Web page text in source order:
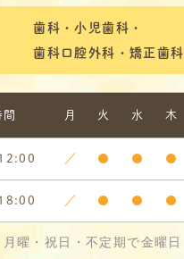
歯科・小児歯科・
歯科口腔外科・矯正歯科
間 月 火 水 木
／ ● ● ●
／ ● ● ●
曜・祝日・不定期で金曜日